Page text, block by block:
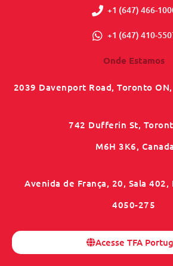
+1 (647) 466-
+1 (647) 410-
Onde Estamos
2039 Davenport Road, Toronto ON,
742 Dufferin St,
M6H 3K6, Canada
Avenida de França, 20, Sala
4050-275
Acesse TFA